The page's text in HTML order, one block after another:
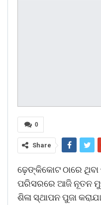
0
Share
ଢ଼େଙ୍କିକୋଟ ଠାରେ ଥିବା
ପରିସରରେ ଆଜି ନୂତନ
ଶିଳା ସ୍ଥାପନ ପୁଜା